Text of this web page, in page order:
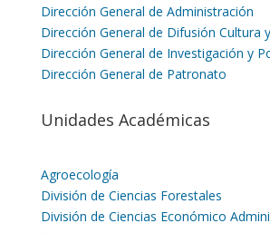
Dirección General de Administración
Dirección General de Difusión Cultura
Dirección General de Investigación y
Dirección General de Patronato
Unidades Académicas
Agroecología
División de Ciencias Forestales
División de Ciencias Económico